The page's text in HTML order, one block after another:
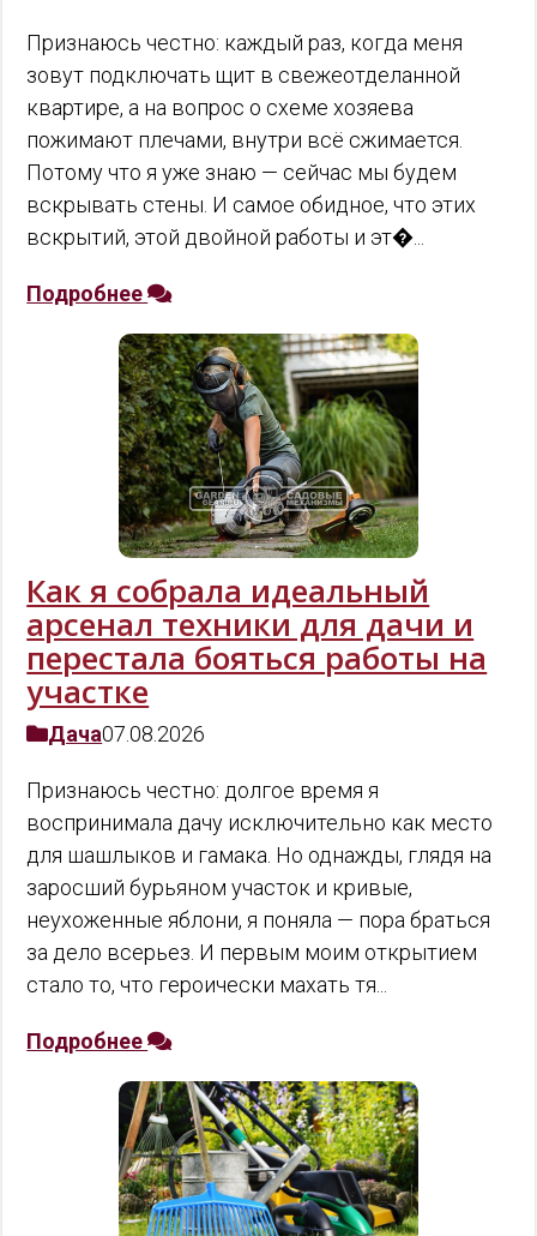
Признаюсь честно: каждый раз, когда меня
зовут подключать щит в свежеотделанной
квартире, а на вопрос о схеме хозяева
пожимают плечами, внутри всё сжимается.
Потому что я уже знаю — сейчас мы будем
вскрывать стены. И самое обидное, что этих
вскрытий, этой двойной работы и эт�...
Подробнее
Как я собрала идеальный
арсенал техники для дачи и
перестала бояться работы на
участке
Дача07.08.2026
Признаюсь честно: долгое время я
воспринимала дачу исключительно как место
для шашлыков и гамака. Но однажды, глядя на
заросший бурьяном участок и кривые,
неухоженные яблони, я поняла — пора браться
за дело всерьез. И первым моим открытием
стало то, что героически махать тя...
Подробнее